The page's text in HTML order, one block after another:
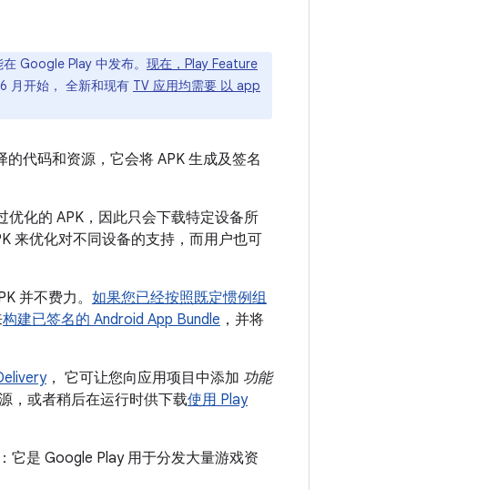
Google Play 中发布。 现在，Play Feature
月开始， 全新和现有 TV 应用均需要 以 app
代码和资源，它会将 APK 生成及签名
化的 APK，因此只会下载特定设备所
来优化对不同设备的支持，而用户也可
并不费力。 如果您已经按照既定惯例组
构建已签名的 Android App Bundle ，并将
， 它可让您向应用项目中添加 功能
，或者稍后在运行时供下载使用 Play
它是 Google Play 用于分发大量游戏资